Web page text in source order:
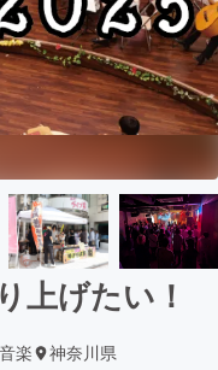
上げたい！
音楽 神奈川県